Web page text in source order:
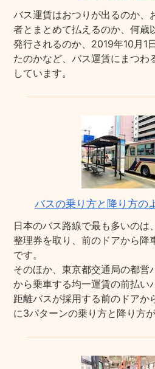
バス運賃はおつりが出るのか、
者とまとめて払えるのか、何歳
発行されるのか、2019年10月1
たのかなど、バス運賃にまつわ
しています。
バスの乗り方と降り方の
日本のバス路線で最も多いのは
整理券を取り、前のドアから降
です。
そのほか、東京都交通局の都営
から乗車する均一運賃の前払い
距離バスが採用する前のドアか
に3パターンの乗り方と降り方が